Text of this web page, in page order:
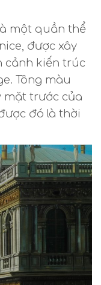
một quần thể
được xây
cảnh kiến trúc
Tông màu
mặt trước của
đó là thời